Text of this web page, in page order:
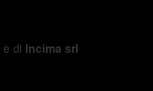
è di Incima srl